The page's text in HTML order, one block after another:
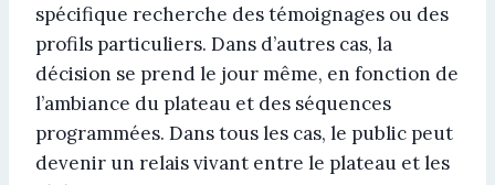
spécifique recherche des témoignages ou des
profils particuliers. Dans d’autres cas, la
décision se prend le jour même, en fonction de
l’ambiance du plateau et des séquences
programmées. Dans tous les cas, le public peut
devenir un relais vivant entre le plateau et les